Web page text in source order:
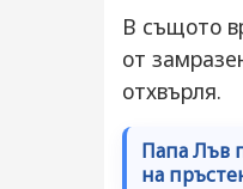
В същото
от
отхвърля.
Папа Лъв
на